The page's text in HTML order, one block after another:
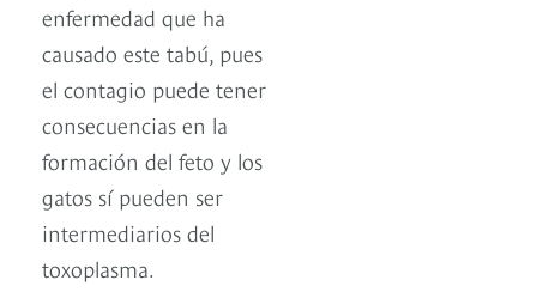
enfermedad que ha
causado este tabú, pues
el contagio puede tener
consecuencias en la
formación del feto y los
gatos sí pueden ser
intermediarios del
toxoplasma.